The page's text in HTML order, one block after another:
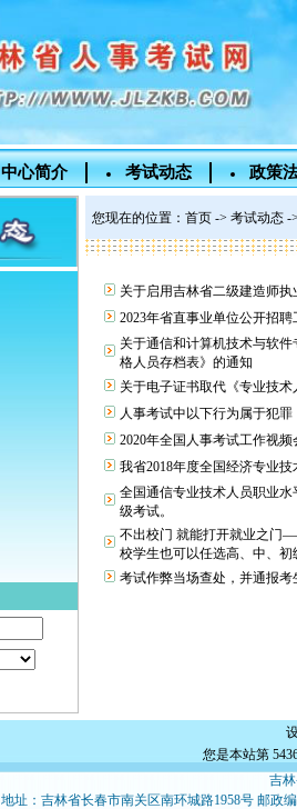
中心简介 考试动态 政策
您现在的位置： 首页 -> 考试动态 -
关于启用吉林省二级建造师
2023年省直事业单位公开招
关于通信和计算机技术与软
格人员存档表》的通知
关于电子证书取代《专业技
人事考试中以下行为属于犯罪
2020年全国人事考试工作视
我省2018年度全国经济专业
全国通信专业技术人员职业
级考试。
不出校门 就能打开就业之门
校学生也可以任选高、中、初
考试作弊当场查处，并通报
您是本站第
吉
地址：吉林省长春市南关区南环城路1958号 邮政